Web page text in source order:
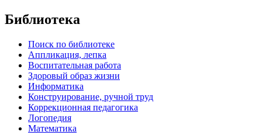
Библиотека
Поиск по библиотеке
Аппликация, лепка
Воспитательная работа
Здоровый образ жизни
Информатика
Конструирование, ручной труд
Коррекционная педагогика
Логопедия
Математика